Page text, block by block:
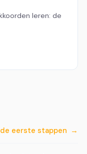
leren: de
eerste stappen